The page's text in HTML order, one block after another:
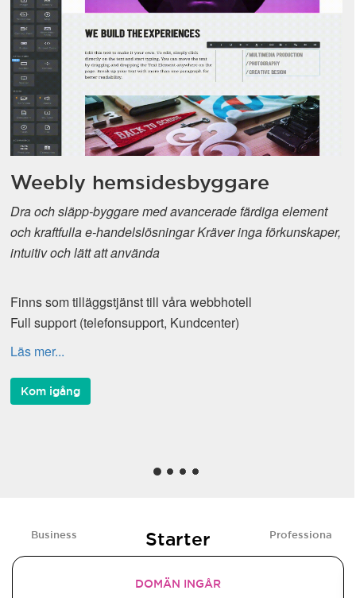
Weebly hemsidesbyggare
Dra och släpp-byggare med avancerade färdiga element
och kraftfulla e-handelslösningar Kräver inga förkunskaper,
intuitiv och lätt att använda
Finns som tilläggstjänst till våra webbhotell
Full support (telefonsupport, Kundcenter)
Läs mer...
Kom igång
Business Starter Professional
DOMÄN INGÅR